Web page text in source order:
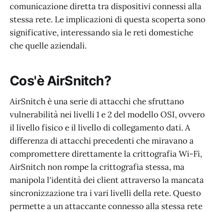
comunicazione diretta tra dispositivi connessi alla
stessa rete. Le implicazioni di questa scoperta sono
significative, interessando sia le reti domestiche
che quelle aziendali.
Cos'è AirSnitch?
AirSnitch è una serie di attacchi che sfruttano
vulnerabilità nei livelli 1 e 2 del modello OSI, ovvero
il livello fisico e il livello di collegamento dati. A
differenza di attacchi precedenti che miravano a
compromettere direttamente la crittografia Wi-Fi,
AirSnitch non rompe la crittografia stessa, ma
manipola l'identità dei client attraverso la mancata
sincronizzazione tra i vari livelli della rete. Questo
permette a un attaccante connesso alla stessa rete